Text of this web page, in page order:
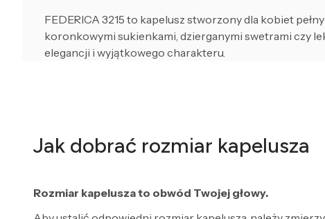
FEDERICA 3215 to kapelusz stworzony dla kobiet
koronkowymi sukienkami, dzierganymi swetrami czy
elegancji i wyjątkowego charakteru.
Jak dobrać rozmiar kapelusza
Rozmiar kapelusza to obwód Twojej głowy.